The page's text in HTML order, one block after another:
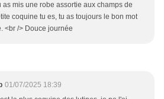
as mis une robe assortie aux champs de
coquine tu es, tu as toujours le bon mot
<br /> Douce journée
01/07/2025 18:39